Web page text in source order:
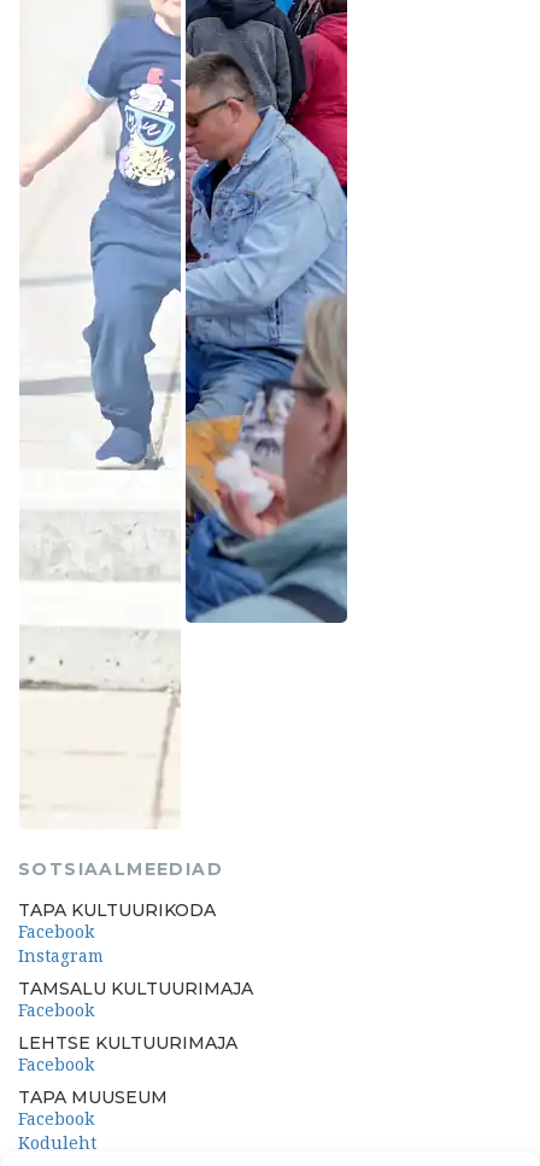
SOTSIAALMEEDIAD
TAPA KULTUURIKODA
Facebook
Instagram
TAMSALU KULTUURIMAJA
Facebook
LEHTSE KULTUURIMAJA
Facebook
TAPA MUUSEUM
Facebook
Koduleht